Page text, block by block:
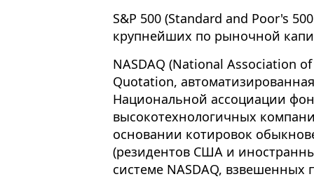
S&P 500 (Standard and Poor's
крупнейших по рыночной
NASDAQ (National Association
Quotation,
Национальной ассоциации
высокотехнологичных
основании котировок
(резидентов США и
системе NASDAQ,